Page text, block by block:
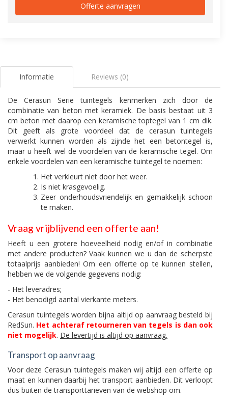
Offerte aanvragen
Informatie Reviews (0)
De Cerasun Serie tuintegels kenmerken zich door de
combinatie van beton met keramiek. De basis bestaat uit 3
cm beton met daarop een keramische toptegel van 1 cm dik.
Dit geeft als grote voordeel dat de cerasun tuintegels
verwerkt kunnen worden als zijnde het een betontegel is,
maar u heeft wel de voordelen van de keramische tegel. Om
enkele voordelen van een keramische tuintegel te noemen:
Het verkleurt niet door het weer.
Is niet krasgevoelig.
Zeer onderhoudsvriendelijk en gemakkelijk schoon
te maken.
Vraag vrijblijvend een offerte aan!
Heeft u een grotere hoeveelheid nodig en/of in combinatie
met andere producten? Vaak kunnen we u dan de scherpste
totaalprijs aanbieden! Om een offerte op te kunnen stellen,
hebben we de volgende gegevens nodig:
- Het leveradres;
- Het benodigd aantal vierkante meters.
Cerasun tuintegels worden bijna altijd op aanvraag besteld bij
RedSun. Het achteraf retourneren van tegels is dan ook
niet mogelijk. De levertijd is altijd op aanvraag.
Transport op aanvraag
Voor deze Cerasun tuintegels maken wij altijd een offerte op
maat en kunnen daarbij het transport aanbieden. Dit verloopt
dus buiten de transporttarieven van de webshop om.